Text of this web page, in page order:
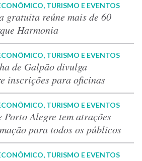
TURISMO E EVENTOS
gratuita reúne mais de 60
Harmonia
TURISMO E EVENTOS
de Galpão divulga
inscrições para oficinas
TURISMO E EVENTOS
Alegre tem atrações
para todos os públicos
TURISMO E EVENTOS